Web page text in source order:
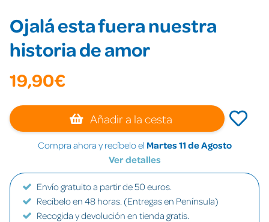
Ojalá esta fuera nuestra
historia de amor
19,90€
Añadir a la cesta
Compra ahora y recíbelo el Martes 11 de Agosto
Ver detalles
Envío gratuito a partir de 50 euros.
Recíbelo en 48 horas. (Entregas en Península)
Recogida y devolución en tienda gratis.